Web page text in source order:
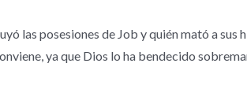
las posesiones de Job y quién mató a
ya que Dios lo ha bendecido